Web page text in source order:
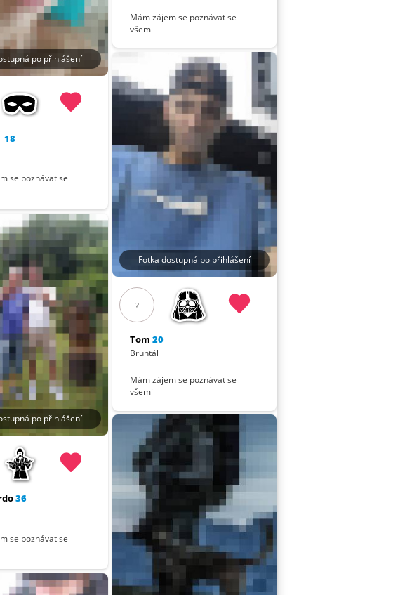
po přihlášení
18
se poznávat se
po přihlášení
36
se poznávat se
Mám zájem se poznávat se
všemi
Fotka dostupná po přihlášení
?
Tom 20
Bruntál
Mám zájem se poznávat se
všemi